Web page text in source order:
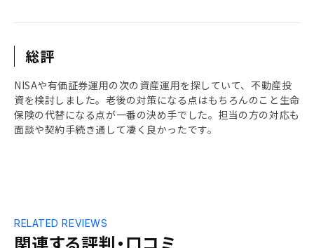
総評
NISAや有価証券運用の次の資産運用を探していて、不動産投
資を検討しました。老後の対策になる点はもちろんのこと生命
保険の代替になる点が一番の決め手でした。担当の方の対応も
面談や契約手続き通して凄く良かったです。
関連する評判・口コミ
RELATED REVIEWS